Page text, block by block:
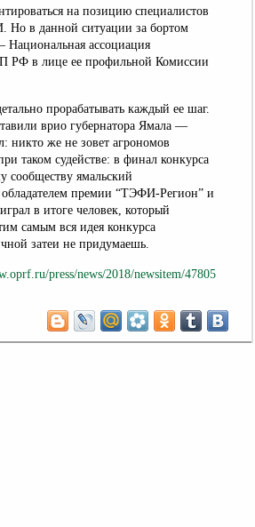
на позицию специалистов
Но в данной ситуации за бортом
ассоциация
РФ в лице ее профильной Комиссии
прорабатывать каждый ее шаг.
врио губернатора Ямала —
никто же не зовет агрономов
таком судействе: в финал конкурса
сообществу ямальский
премии “ТЭФИ-Регион” и
в итоге человек, который
самым вся идея конкурса
затеи не придумаешь.
press/news/2018/newsitem/47805